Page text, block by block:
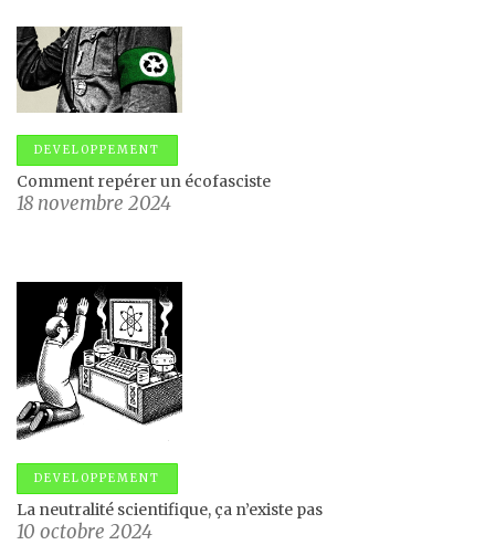
DEVELOPPEMENT
Comment repérer un écofasciste
18 novembre 2024
DEVELOPPEMENT
La neutralité scientifique, ça n’existe pas
10 octobre 2024